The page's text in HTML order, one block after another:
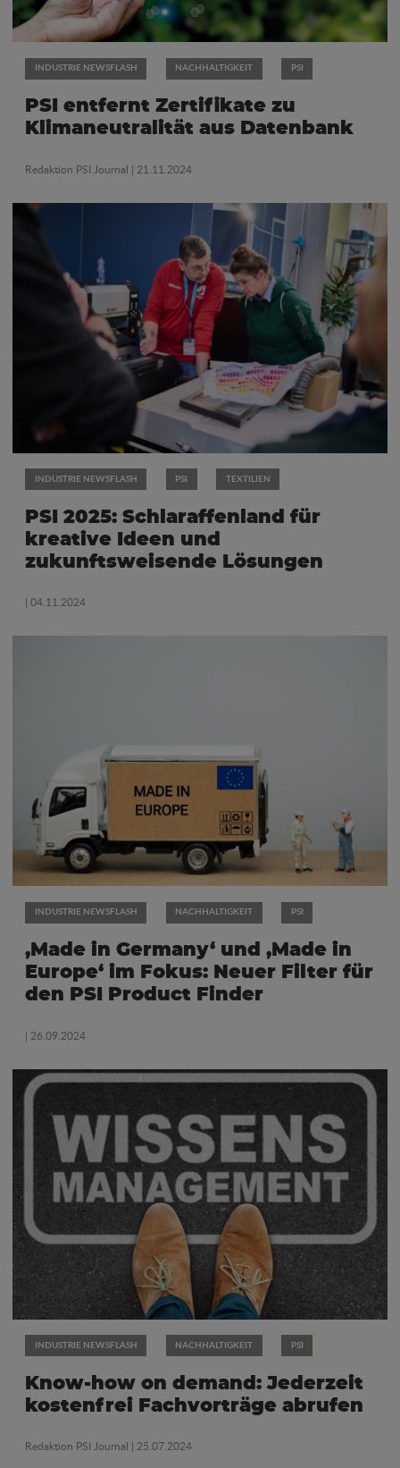
INDUSTRIE NEWSFLASH NACHHALTIGKEIT PSI
PSI entfernt Zertifikate zu
Klimaneutralität aus Datenbank
Redaktion PSI Journal | 21.11.2024
INDUSTRIE NEWSFLASH PSI TEXTILIEN
PSI 2025: Schlaraffenland für
kreative Ideen und
zukunftsweisende Lösungen
| 04.11.2024
INDUSTRIE NEWSFLASH NACHHALTIGKEIT PSI
‚Made in Germany‘ und ‚Made in
Europe‘ im Fokus: Neuer Filter für
den PSI Product Finder
| 26.09.2024
INDUSTRIE NEWSFLASH NACHHALTIGKEIT PSI
Know-how on demand: Jederzeit
kostenfrei Fachvorträge abrufen
Redaktion PSI Journal | 25.07.2024